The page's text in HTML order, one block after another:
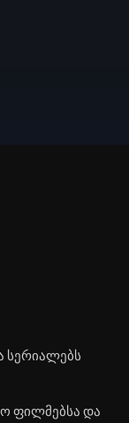
სერიალებს
ფილმებსა და